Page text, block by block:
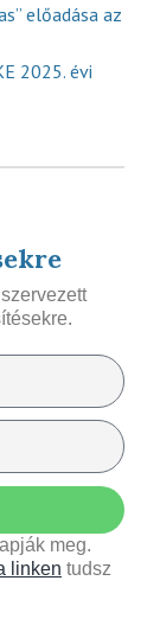
előadása az
2025. évi
meg.
linken tudsz